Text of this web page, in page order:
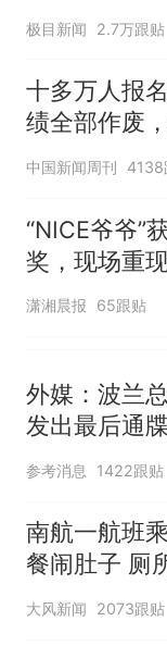
子傻眼
极目新闻 2.7万跟贴
十多万人报
绩全部作废
中国新闻周刊 4138
“NICE爷爷”
奖，现场重
包，向中国
潇湘晨报 65跟贴
外媒：波兰
发出最后通牒
参考消息 1422跟贴
南航一航班
餐闹肚子 厕
队
大风新闻 2073跟贴